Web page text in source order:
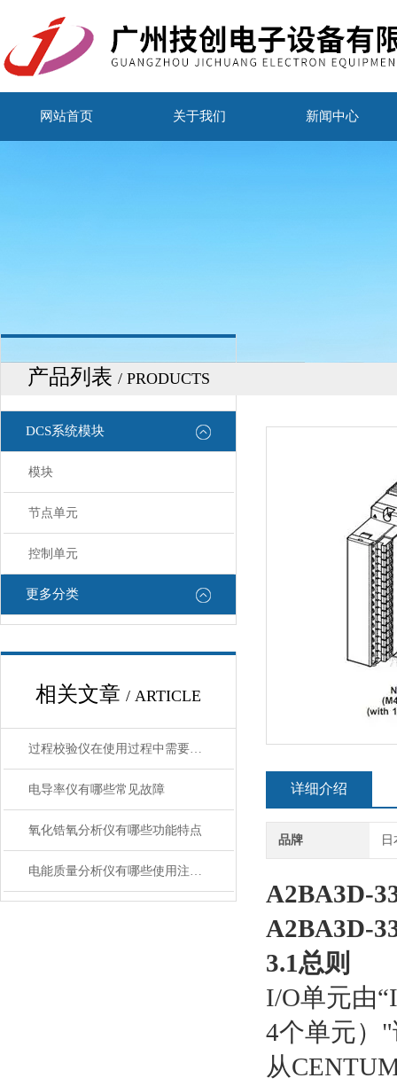
网站首页 关于我们 新闻中心
产品列表 / PRODUCTS
DCS系统模块
模块
节点单元
控制单元
更多分类
相关文章 / ARTICLE
过程校验仪在使用过程中需要注意哪些安全问题
电导率仪有哪些常见故障
氧化锆氧分析仪有哪些功能特点
电能质量分析仪有哪些使用注意事项
详细介绍
品牌
A2BA3D-
A2BA3D-
3.1总则
I/O单元由
4个单元）
从